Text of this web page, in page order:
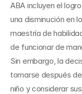
ABA incluyen el
una disminución en
maestría de
de funcionar de
Sin embargo, la
tomarse después
niño y considerar